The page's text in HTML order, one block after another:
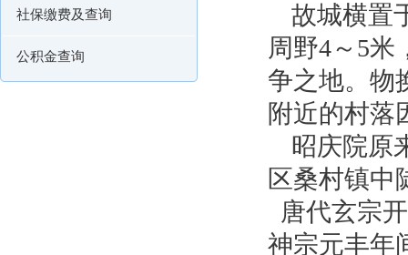
社保缴费及查询
公积金查询
故城横置
周野4～5米
争之地。物
附近的村落
昭庆院原
区桑村镇中
唐代玄宗
神宗元丰年